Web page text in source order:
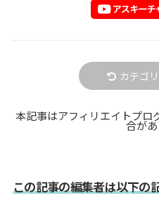
カテゴ
本記事はアフィリエイトプロ
合が
この記事の編集者は以下の